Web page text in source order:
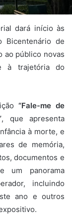
dará início às
Bicentenário de
ao público novas
à trajetória do
“Fale-me de
, que apresenta
à morte, e
de memória,
documentos e
um panorama
incluindo
ano e outros